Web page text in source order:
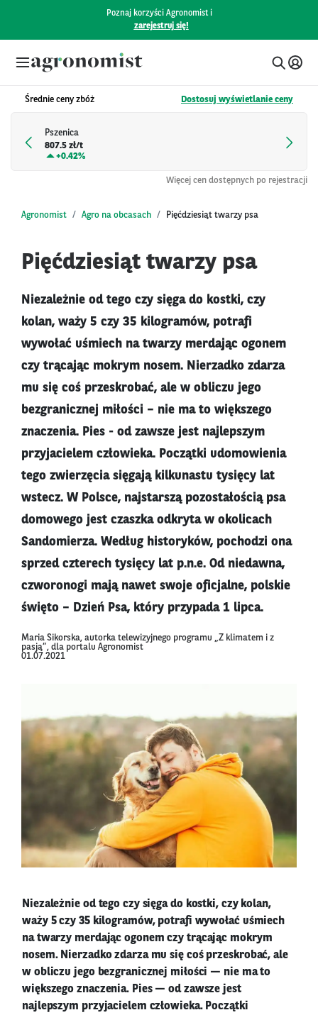
Poznaj korzyści Agronomist i
zarejestruj się!
Średnie ceny zbóż Dostosuj wyświetlanie ceny
Pszenica
807.5 zł/t
+0.42%
Więcej cen dostępnych po rejestracji
Agronomist Agro na obcasach Pięćdziesiąt twarzy psa
Pięćdziesiąt twarzy psa
Niezależnie od tego czy sięga do kostki, czy
kolan, waży 5 czy 35 kilogramów, potrafi
wywołać uśmiech na twarzy merdając ogonem
czy trącając mokrym nosem. Nierzadko zdarza
mu się coś przeskrobać, ale w obliczu jego
bezgranicznej miłości – nie ma to większego
znaczenia. Pies - od zawsze jest najlepszym
przyjacielem człowieka. Początki udomowienia
tego zwierzęcia sięgają kilkunastu tysięcy lat
wstecz. W Polsce, najstarszą pozostałością psa
domowego jest czaszka odkryta w okolicach
Sandomierza. Według historyków, pochodzi ona
sprzed czterech tysięcy lat p.n.e. Od niedawna,
czworonogi mają nawet swoje oficjalne, polskie
święto – Dzień Psa, który przypada 1 lipca.
Maria Sikorska, autorka telewizyjnego programu „Z klimatem i z
pasją”, dla portalu Agronomist
01.07.2021
Niezależnie od tego czy sięga do kostki, czy kolan,
waży 5 czy 35 kilogramów, potrafi wywołać uśmiech
na twarzy merdając ogonem czy trącając mokrym
nosem. Nierzadko zdarza mu się coś przeskrobać, ale
w obliczu jego bezgranicznej miłości — nie ma to
większego znaczenia. Pies — od zawsze jest
najlepszym przyjacielem człowieka. Początki